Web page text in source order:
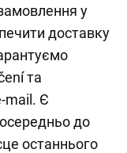
у
доставку
та
mail. Є
до
останнього